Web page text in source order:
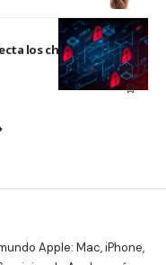
los chips de Apple
Apple: Mac, iPhone,